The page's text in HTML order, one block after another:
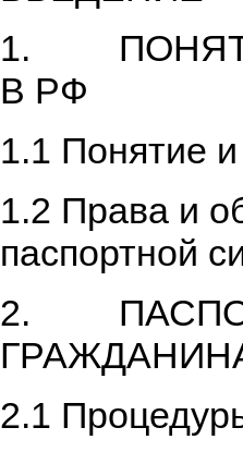
1.
В РФ
1.1 Понятие
1.2 Права и
паспортной
2.
2.1